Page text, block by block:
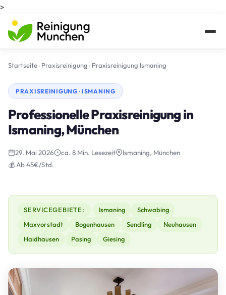
>
Startseite› Praxisreinigung › Praxisreinigung Ismaning
PRAXISREINIGUNG · ISMANING
Professionelle Praxisreinigung in
Ismaning, München
29. Mai 2026 ca. 8 Min. Lesezeit
Ismaning, München
💰 Ab 45€/Std.
SERVICEGEBIETE: Ismaning
Schwabing
Maxvorstadt
Bogenhausen Sendling
Neuhausen
Haidhausen
Pasing Giesing